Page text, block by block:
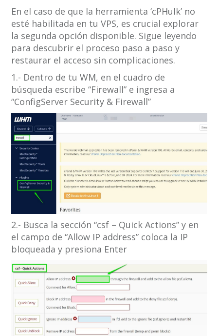
En el caso de que la herramienta ‘cPHulk’ no
esté habilitada en tu VPS, es crucial explorar
la segunda opción disponible. Sigue leyendo
para descubrir el proceso paso a paso y
restaurar el acceso sin complicaciones.
1.- Dentro de tu WM, en el cuadro de
búsqueda escribe “Firewall” e ingresa a
“ConfigServer Security & Firewall”
2.- Busca la sección “csf – Quick Actions” y en
el campo de “Allow IP address” coloca la IP
bloqueada y presiona Enter